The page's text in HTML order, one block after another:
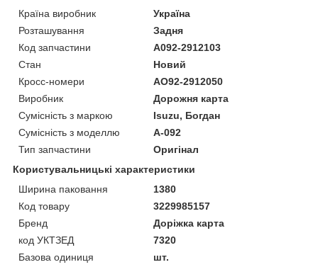
Країна виробник
Україна
Розташування
Задня
Код запчастини
A092-2912103
Стан
Новий
Кросс-номери
АО92-2912050
Виробник
Дорожня карта
Сумісність з маркою
Isuzu, Богдан
Сумісність з моделлю
А-092
Тип запчастини
Оригінал
Користувальницькі характеристики
Ширина паковання
1380
Код товару
3229985157
Бренд
Доріжка карта
код УКТЗЕД
7320
Базова одиниця
шт.